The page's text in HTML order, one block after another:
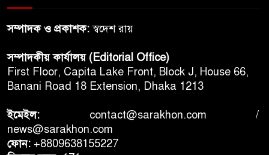
তারেক–মোদির বৈঠকে বাংলাদেশ-
বললেন দীনেশ ত্রিবেদী
ক্যানসার ছড়িয়ে পড়েছে হাড়ে, তীব্র
বিজ্ঞান সীমান্ত মানে না, চীন-
সম্পাদক ও প্রকাশক:স্বদেশ রায়
সম্পাদকীয় কার্যালয় (Editorial Office)
First Floor, Capita Lake Front, Block J, House 66,
Banani Road 18 Extension, Dhaka 1213
ইমেইল: contact@sarakhon.com /
news@sarakhon.com
ফোন: +8809638155227